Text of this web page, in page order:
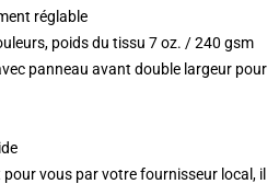
réglable
poids du tissu 7 oz. / 240 gsm
panneau avant double largeur pour
vous par votre fournisseur local, il